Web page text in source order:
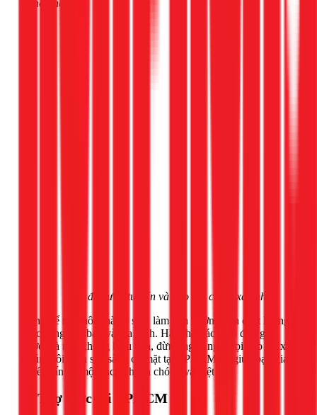
hệ hotline
để được tư vấn và báo giá chính xác nhất.
Đừng để mùi hôi nhà vệ sinh làm ảnh hưởng đến chất lượng
cuộc sống của bạn và gia đình. Hãy thử các mẹo đơn giản
trước, và nếu không hiệu quả, đừng ngần ngại gọi cho 1Fix.
Chúng tôi luôn sẵn sàng có mặt tại TPHCM để giúp bạn giải
quyết vấn đề một cách nhanh chóng và triệt để.
📍 Thợ trực tại TPHCM